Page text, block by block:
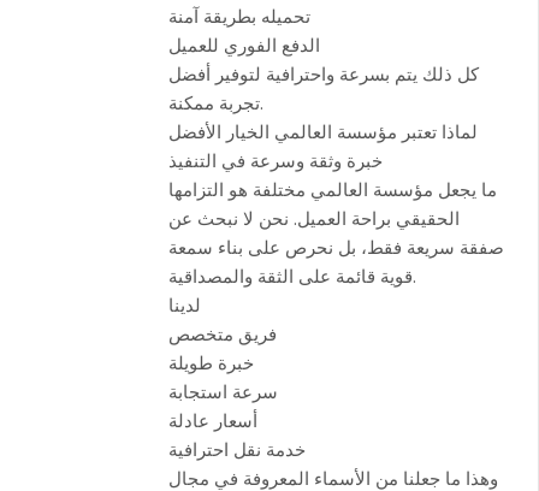
تحميله بطريقة آمنة
الدفع الفوري للعميل
كل ذلك يتم بسرعة واحترافية لتوفير أفضل
تجربة ممكنة.
لماذا تعتبر مؤسسة العالمي الخيار الأفضل
خبرة وثقة وسرعة في التنفيذ
ما يجعل مؤسسة العالمي مختلفة هو التزامها
الحقيقي براحة العميل. نحن لا نبحث عن
صفقة سريعة فقط، بل نحرص على بناء سمعة
قوية قائمة على الثقة والمصداقية.
لدينا
فريق متخصص
خبرة طويلة
سرعة استجابة
أسعار عادلة
خدمة نقل احترافية
وهذا ما جعلنا من الأسماء المعروفة في مجال